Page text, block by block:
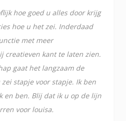
hoe goed u alles door krijg
hoe u het zei. Inderdaad
met meer
creatieven kant te laten zien.
gaat het langzaam de
stapje voor stapje. Ik ben
en ben. Blij dat ik u op de lijn
voor louisa.